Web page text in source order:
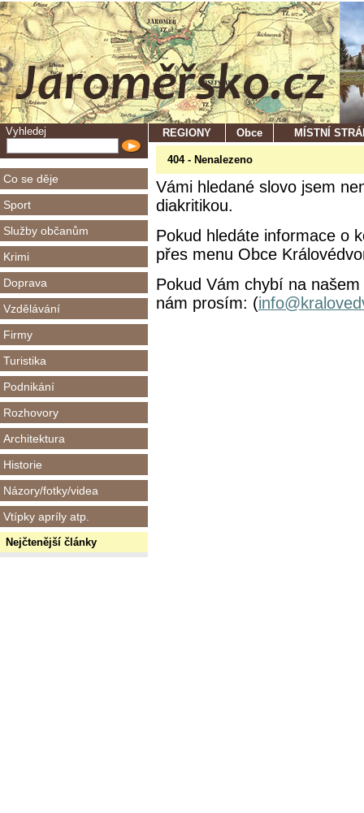
Vyhledej
Co se děje
Sport
Služby občanům
Krimi
Doprava
Vzdělávání
Firmy
Turistika
Podnikání
Rozhovory
Architektura
Historie
Názory/fotky/videa
Vtípky apríly atp.
Nejčtenější články
REGIONY Obce MÍSTNÍ
404 - Nenalezeno
Vámi hledané slovo jsem
diakritikou.
Pokud hledáte informace o
přes menu Obce
Pokud Vám chybí na
nám prosím: (